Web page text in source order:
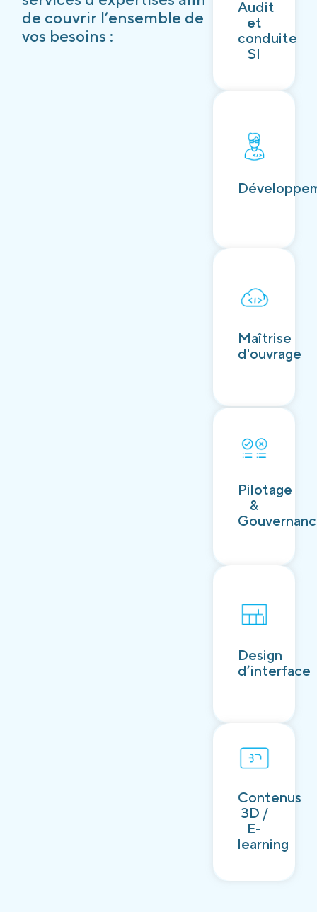
de couvrir l’ensemble de
vos besoins :
Audit
et
conduite
SI
Découvrir
Maîtrise
d'ouvrage
Pilotage
&
Découvrir
Design
d’interface
Contenus
3D /
E-
learning
Découvrir